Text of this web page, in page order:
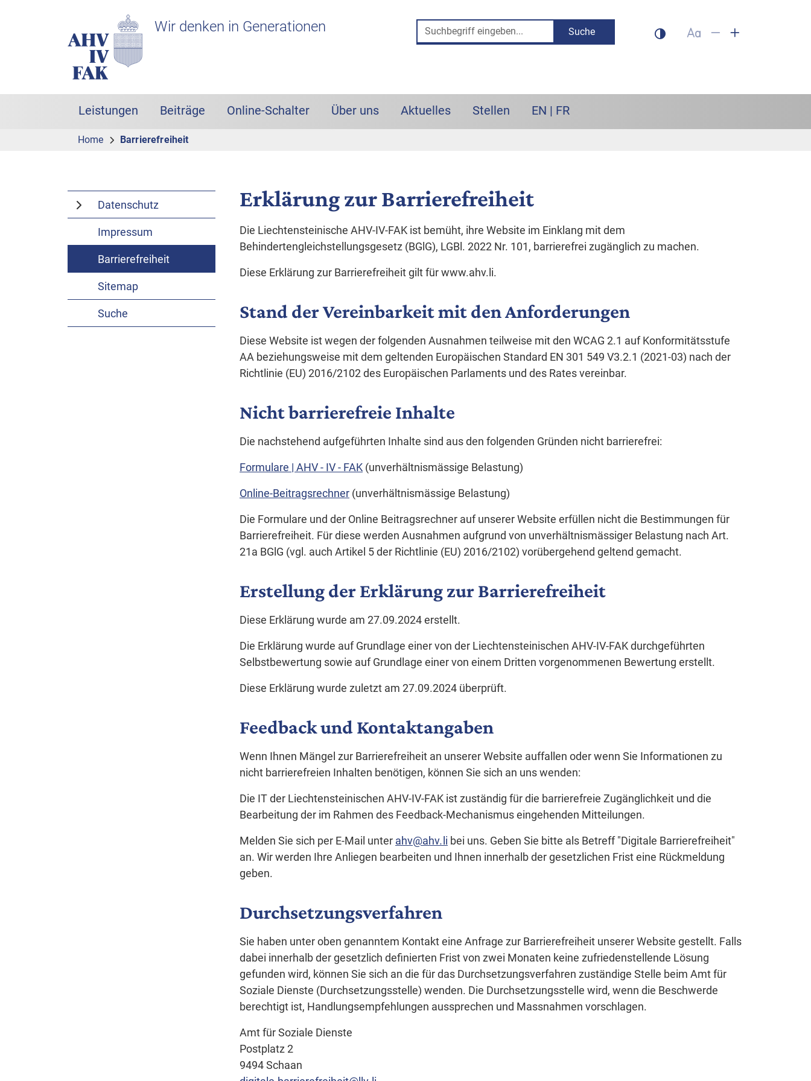
Headerbereich mit Logo und Such-Box
Wir denken in Generationen Suche
Hauptnavigation
Leistungen Beiträge Online-Schalter Über uns Aktuelles Stellen EN | FR
Home Barrierefreiheit
Datenschutz
Impressum
Barrierefreiheit
Sitemap
Suche
Erklärung zur Barrierefreiheit
Die Liechtensteinische AHV-IV-FAK ist bemüht, ihre Website im Einklang mit dem
Behindertengleichstellungsgesetz (BGlG), LGBl. 2022 Nr. 101, barrierefrei zugänglich zu machen.
Diese Erklärung zur Barrierefreiheit gilt für www.ahv.li.
Stand der Vereinbarkeit mit den Anforderungen
Diese Website ist wegen der folgenden Ausnahmen teilweise mit den WCAG 2.1 auf Konformitätsstufe
AA beziehungsweise mit dem geltenden Europäischen Standard EN 301 549 V3.2.1 (2021-03) nach der
Richtlinie (EU) 2016/2102 des Europäischen Parlaments und des Rates vereinbar.
Nicht barrierefreie Inhalte
Die nachstehend aufgeführten Inhalte sind aus den folgenden Gründen nicht barrierefrei:
Formulare | AHV - IV - FAK (unverhältnismässige Belastung)
Online-Beitragsrechner (unverhältnismässige Belastung)
Die Formulare und der Online Beitragsrechner auf unserer Website erfüllen nicht die Bestimmungen für
Barrierefreiheit. Für diese werden Ausnahmen aufgrund von unverhältnismässiger Belastung nach Art.
21a BGlG (vgl. auch Artikel 5 der Richtlinie (EU) 2016/2102) vorübergehend geltend gemacht.
Erstellung der Erklärung zur Barrierefreiheit
Diese Erklärung wurde am 27.09.2024 erstellt.
Die Erklärung wurde auf Grundlage einer von der Liechtensteinischen AHV-IV-FAK durchgeführten
Selbstbewertung sowie auf Grundlage einer von einem Dritten vorgenommenen Bewertung erstellt.
Diese Erklärung wurde zuletzt am 27.09.2024 überprüft.
Feedback und Kontaktangaben
Wenn Ihnen Mängel zur Barrierefreiheit an unserer Website auffallen oder wenn Sie Informationen zu
nicht barrierefreien Inhalten benötigen, können Sie sich an uns wenden:
Die IT der Liechtensteinischen AHV-IV-FAK ist zuständig für die barrierefreie Zugänglichkeit und die
Bearbeitung der im Rahmen des Feedback-Mechanismus eingehenden Mitteilungen.
Melden Sie sich per E-Mail unter ahv@ahv. li bei uns. Geben Sie bitte als Betreff "Digitale Barrierefreiheit"
an. Wir werden Ihre Anliegen bearbeiten und Ihnen innerhalb der gesetzlichen Frist eine Rückmeldung
geben.
Durchsetzungsverfahren
Sie haben unter oben genanntem Kontakt eine Anfrage zur Barrierefreiheit unserer Website gestellt. Falls
dabei innerhalb der gesetzlich definierten Frist von zwei Monaten keine zufriedenstellende Lösung
gefunden wird, können Sie sich an die für das Durchsetzungsverfahren zuständige Stelle beim Amt für
Soziale Dienste (Durchsetzungsstelle) wenden. Die Durchsetzungsstelle wird, wenn die Beschwerde
berechtigt ist, Handlungsempfehlungen aussprechen und Massnahmen vorschlagen.
Amt für Soziale Dienste
Postplatz 2
9494 Schaan